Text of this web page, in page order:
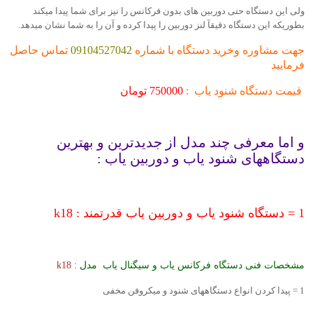
ولی این دستگاه حتی دوربین های بدون فرکانس را نیز برای شما پیدا میکند
بطوریکه این دستگاه دقیقآ لنز دوربین را پیدا کرده و آن را به شما نشان میدهد.
جهت مشاوره وخريد دستگاه با شماره 09104527042 تماس حاصل
فرمایید
قیمت دستگاه شنود یاب : 750000 تومان
و اما معرفی چند مدل از جدیدترین و بهترین
دستگاههای شنود یاب و دوربین یاب :
1 = دستگاه شنود یاب و دوربین یاب قدرتمند : k18
مشخصات فنی دستگاه فرکانس یاب و سیگنال یاب مدل : k18
1 = پیدا کردن انواع دستگاههای شنود و میکروفن مخفی